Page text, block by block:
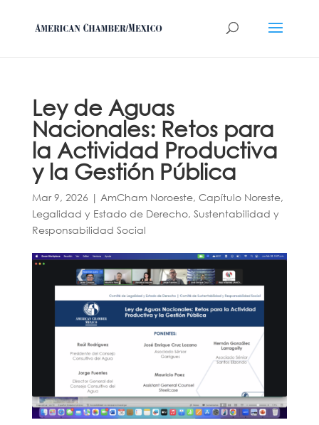
Ley de Aguas
Nacionales: Retos para
la Actividad Productiva
y la Gestión Pública
Mar 9, 2026 | AmCham Noroeste, Capítulo Noreste,
Legalidad y Estado de Derecho, Sustentabilidad y
Responsabilidad Social